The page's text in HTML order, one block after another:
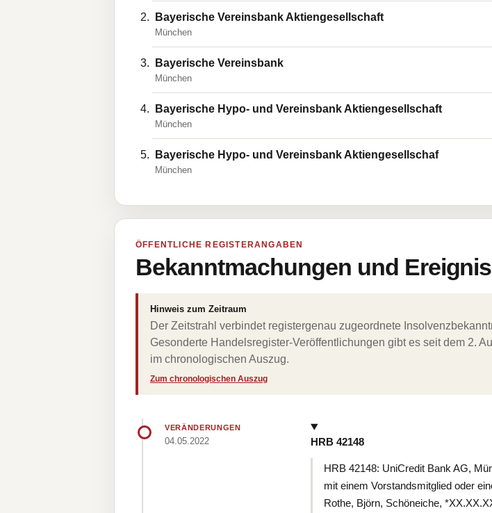
Bayerische Vereinsbank Aktiengesellschaft
München
Bayerische Vereinsbank
München
Bayerische Hypo- und Vereinsbank Aktiengesellschaft
München
Bayerische Hypo- und Vereinsbank Aktiengesellschaf
München
ÖFFENTLICHE REGISTERANGABEN
Bekanntmachungen und
Hinweis zum Zeitraum
Der Zeitstrahl verbindet registergenau zugeordnete
Gesonderte Handelsregister-Veröffentlichungen gibt es seit dem 2.
im chronologischen Auszug.
Zum chronologischen Auszug
VERÄNDERUNGEN
04.05.2022 HRB 42148
HRB 42148: UniCredit Bank AG,
mit einem Vorstandsmitglied oder
Rothe, Björn, Schöneiche,